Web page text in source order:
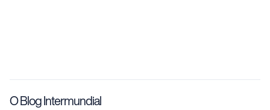
O Blog Intermundial